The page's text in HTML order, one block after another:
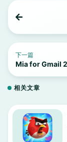
下一篇
Mia for Gmail
相关文章